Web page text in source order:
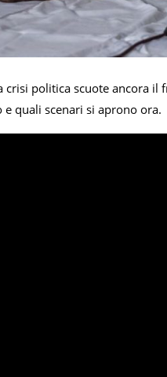
crisi politica scuote ancora il
e quali scenari si aprono ora.